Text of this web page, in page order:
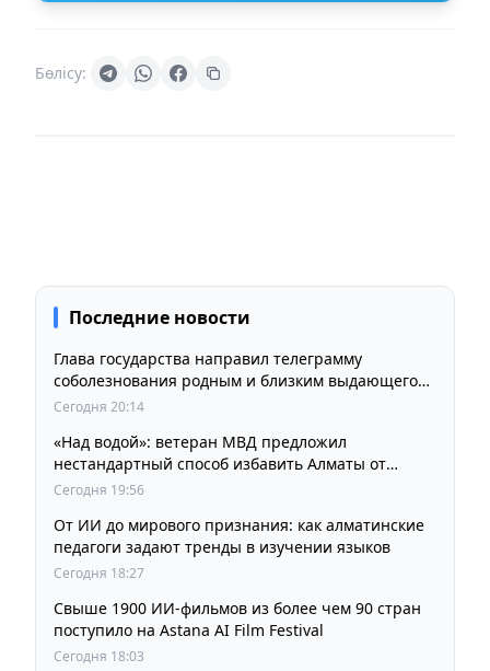
Бөлісу:
Последние новости
Глава государства направил телеграмму
соболезнования родным и близким выдающегося
кинорежиссера Ардака Амиркулова
Сегодня 20:14
«Над водой»: ветеран МВД предложил
нестандартный способ избавить Алматы от
пробок и смога
Сегодня 19:56
От ИИ до мирового признания: как алматинские
педагоги задают тренды в изучении языков
Сегодня 18:27
Свыше 1900 ИИ-фильмов из более чем 90 стран
поступило на Astana AI Film Festival
Сегодня 18:03